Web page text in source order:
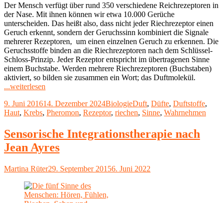
Der Mensch verfügt über rund 350 verschiedene Reichrezeptoren in
der Nase. Mit ihnen können wir etwa 10.000 Gerüche
unterscheiden. Das heißt also, dass nicht jeder Riechrezeptor einen
Geruch erkennt, sondern der Geruchssinn kombiniert die Signale
mehrerer Rezeptoren, um einen einzelnen Geruch zu erkennen. Die
Geruchsstoffe binden an die Riechrezeptoren nach dem Schlüssel-
Schloss-Prinzip. Jeder Rezeptor entspricht im übertragenen Sinne
einem Buchstabe. Werden mehrere Riechrezeptoren (Buchstaben)
aktiviert, so bilden sie zusammen ein Wort; das Duftmolekül.
...weiterlesen
der
Haut"
Veröffentlicht
am
9. Juni 201614. Dezember 2024Kategorien
BiologieSchlagwörter
Duft, Düfte, Duftstoffe,
Haut, Krebs, Pheromon, Rezeptor, riechen, Sinne, Wahrnehmen
Sensorische Integrationstherapie nach
Jean Ayres
Autor
Martina RüterVeröffentlicht
29. September 20156. Juni 2022